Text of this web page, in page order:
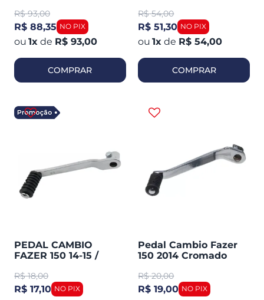
R$ 93,00
R$ 88,35
1x de R$ 93,00
COMPRAR
R$ 54,00
R$ 51,30
1x de R$ 54,00
COMPRAR
PEDAL CAMBIO
FAZER 150 14-15 /
SMARTFOX
R$ 18,00
R$ 17,10
Pedal Cambio Fazer
150 2014 Cromado
R$ 20,00
R$ 19,00